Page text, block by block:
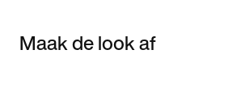
Maak de look af